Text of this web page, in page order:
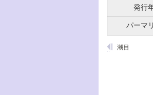
発行
パーマ
潮目